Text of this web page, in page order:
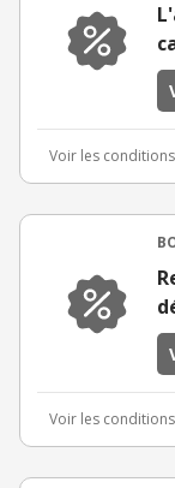
Voir les conditions
Voir les conditions